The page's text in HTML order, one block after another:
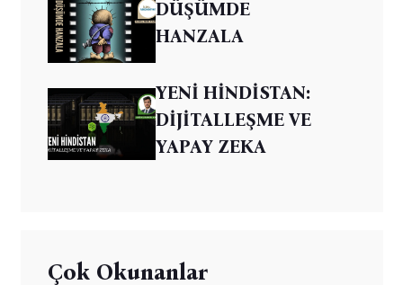
DÜŞÜMDE
HANZALA
YENİ HİNDİSTAN:
DİJİTALLEŞME VE
YAPAY ZEKA
Çok Okunanlar